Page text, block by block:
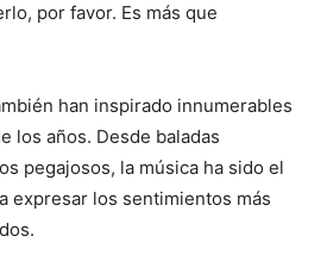
por favor. Es más que
han inspirado innumerables
los años. Desde baladas
pegajosos, la música ha sido el
expresar los sentimientos más